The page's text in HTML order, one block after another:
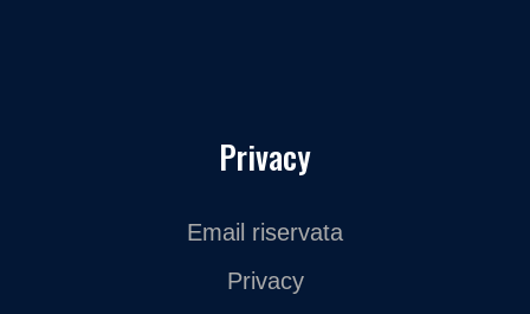
Privacy
Email riservata
Privacy